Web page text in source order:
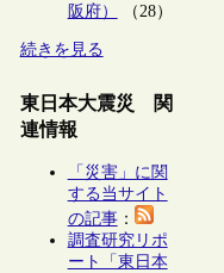
阪府）
（28）
続きを見る
東日本大震災 関
連情報
「災害」に関
する当サイト
の記事：
調査研究リポ
ート「東日本